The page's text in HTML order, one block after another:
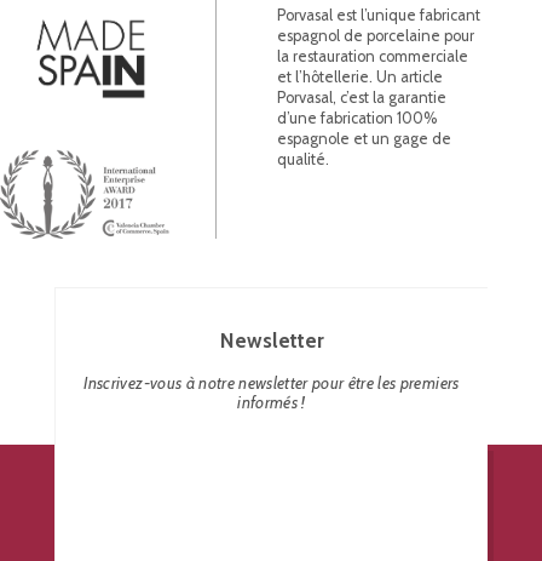
Porvasal est l’unique fabricant
espagnol de porcelaine pour
la restauration commerciale
et l’hôtellerie. Un article
Porvasal, c’est la garantie
d’une fabrication 100%
espagnole et un gage de
qualité.
Newsletter
Inscrivez-vous à notre newsletter pour être les premiers
informés !